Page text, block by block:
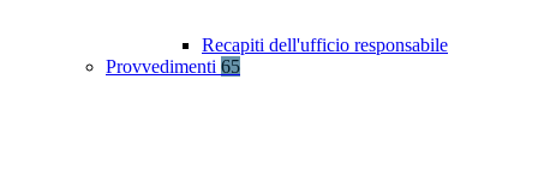
Recapiti dell'ufficio responsabile
Provvedimenti 65